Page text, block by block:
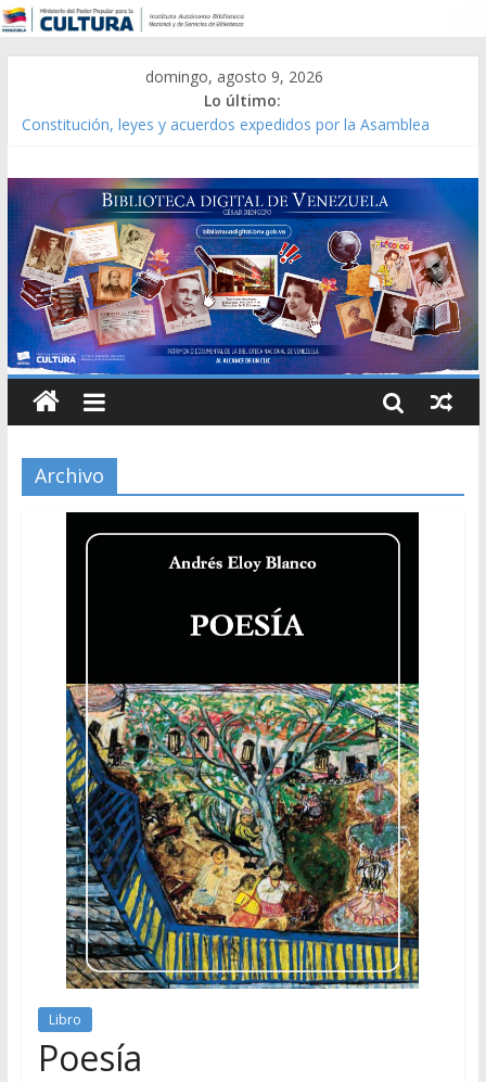
domingo, agosto 9, 2026
Lo último:
Constitución, leyes y acuerdos expedidos por la Asamblea
Modesta Bor Sánchez [material gráfico]
Gaceta Oficial de la República de Venezuela año CXXXIII Mes V,
Caracas 09 de marzo de 2006 N° 38.394
Catálogo temático de obras de Modesta Bor
Archivo
Libro
Poesía